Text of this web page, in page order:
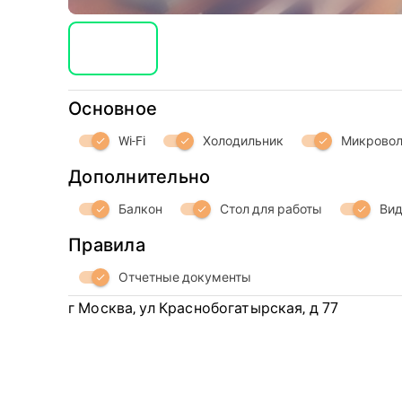
Основное
check Wi-Fi check Холодильник check
Дополнительно
check Балкон check Стол для работы check
Правила
check Отчетные документы
г Москва, ул Краснобогатырская, д 77